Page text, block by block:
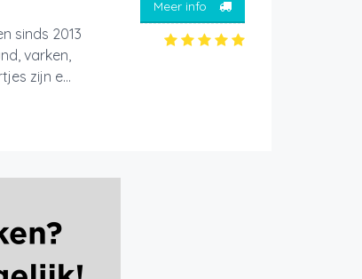
sinds 2013
varken,
zijn e...
Meer info